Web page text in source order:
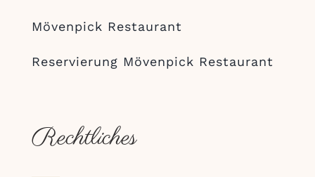
Mövenpick Restaurant
Reservierung Mövenpick Restaurant
Rechtliches